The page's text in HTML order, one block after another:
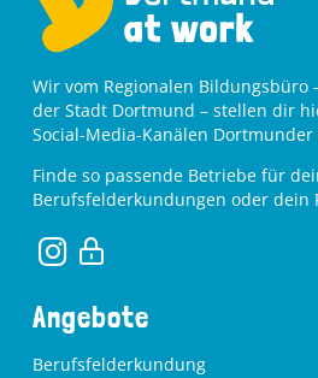
Wir vom Regionalen Bildungsbüro
der Stadt Dortmund – stellen dir
Social-Media-Kanälen
Finde so passende Betriebe für
Berufsfelderkundungen oder dein
Angebote
Berufsfelderkundung